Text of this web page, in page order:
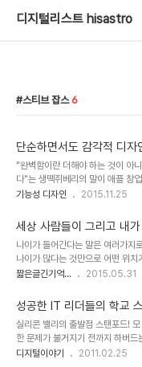
디지털리스트 hisastro
스티브 잡스 6
단순하면서도 감각적 디
디어
"완벽함이란 더해야 하는 것이 아
다"는 생떽쥐베리의 말이 애플 창
경이었다는 이야기를 들은 적이 있
에서 스티브 잡스의 철학은 그저
할 수 있습니다. 애플의 제품 디자
민하는 건 불필요함 속에 벗어나
욕심이기도 합니다. 법정스님께서
뭐랄까.. 갖고 있긴 뭐한데, 버리기
두가 길어졌는데요. 흐~애플 제품..
기능성 디자인 2015.11.25
세상 사람들이 그리고 내
랫
나이가 들어간다는 말은 여러가지
나이가 많다는 것만으로 어떤 위
되는 것은 아닙니다. 그에 걸맞는
했던 사항이기도 합니다.정말이지
습에서 그 나이때 난 대체 무엇을
게 합니다. 물론, 전체가 그런 건
이 그 시대에 맞게 언제나 있었다
얀 슬랫(Boyan Slat)- 2014년 유
짧은글긴기억... 2015.05.31
성공한 IT 리더들의 학교
실리콘 밸리의 출발점 스탠포드!
한 문제가 불거지기 전까지 하버드
사는 사람들에게 보편적으로 잘 알
디지털이야기 2011.02.25